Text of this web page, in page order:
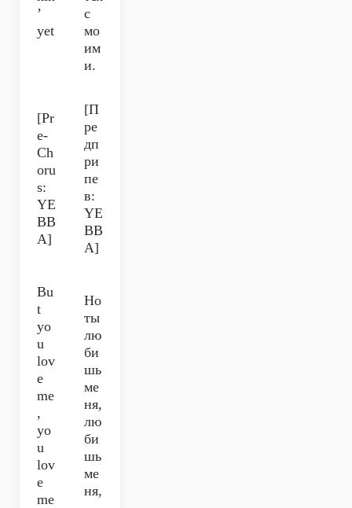
’
yet
с
мо
им
и.
[Pr
e-
Ch
oru
s:
YE
BB
A]
[П
ре
дп
ри
пе
в:
YE
BB
A]
Bu
t
yo
u
lov
e
me
,
yo
u
lov
e
me
Но
ты
лю
би
шь
ме
ня,
лю
би
шь
ме
ня,